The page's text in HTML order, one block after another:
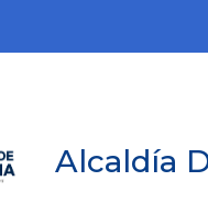
Alcaldía